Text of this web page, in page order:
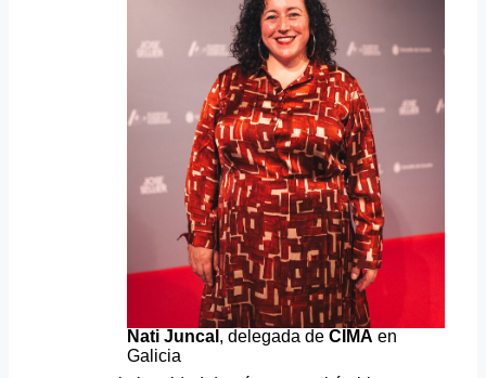
Nati Juncal , delegada de CIMA en
Galicia